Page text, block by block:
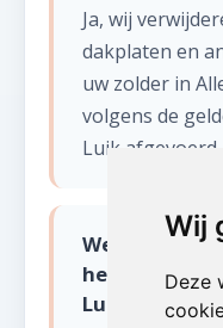
Wij
Deze
Ja, wij
dakplaten en
uw zolder in
volgens de
Luik afgevoerd.
Werken jullie
Luik voor